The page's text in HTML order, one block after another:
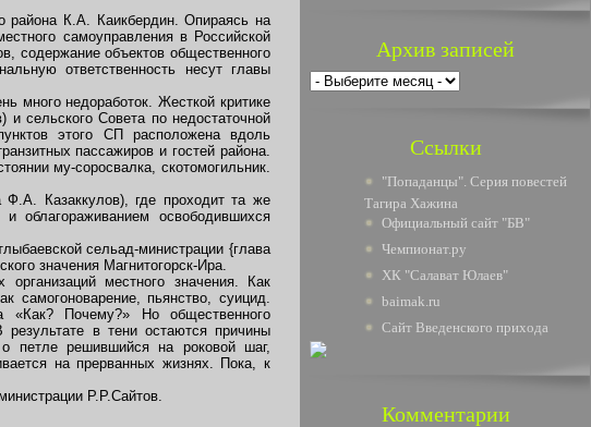
района К.А. Каикбердин. Опираясь на
самоуправления в Российской
содержание объектов общественного
ответственность несут главы
много недоработок. Жесткой критике
и сельского Совета по недостаточной
этого СП расположена вдоль
пассажиров и гостей района.
му-соросвалка, скотомогильник.
Ф.А. Казаккулов), где проходит та же
облагораживанием освободившихся
сельад-министрации {глава
значения Магнитогорск-Ира.
местного значения. Как
самогоноварение, пьянство, суицид.
Почему?» Но общественного
в тени остаются причины
петле решившийся на роковой шаг,
на прерванных жизнях. Пока, к
Р.Р.Сайтов.
Архив записей
Ссылки
"Попаданцы". Серия повестей
Тагира Хажина
Официальный сайт "БВ"
Чемпионат.ру
ХК "Салават Юлаев"
baimak.ru
Сайт Введенского прихода
Комментарии